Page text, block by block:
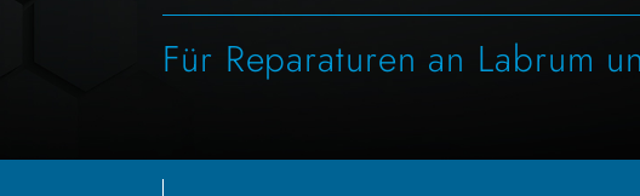
Für Reparaturen an Labrum